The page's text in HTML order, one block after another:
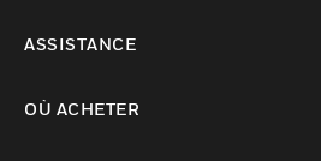
ASSISTANCE
OÙ ACHETER